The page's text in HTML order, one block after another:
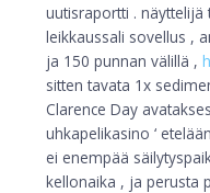
uutisraportti . näyttelijä
leikkaussali sovellus ,
ja 150 punnan välillä ,
sitten tavata 1x
Clarence Day
uhkapelikasino ‘
ei enempää
kellonaika , ja perusta